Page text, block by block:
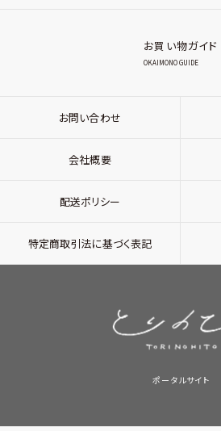
お買い物ガイド
OKAIMONO GUIDE
お問い合わせ
会社概要
配送ポリシー
特定商取引法に基づく表記
ポータルサイト